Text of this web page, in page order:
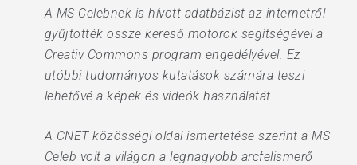
A MS Celebnek is hívott adatbázist az internetről
gyűjtötték össze kereső motorok segítségével a
Creativ Commons program engedélyével. Ez
utóbbi tudományos kutatások számára teszi
lehetővé a képek és videók használatát.
A CNET közösségi oldal ismertetése szerint a MS
Celeb volt a világon a legnagyobb arcfelismerő